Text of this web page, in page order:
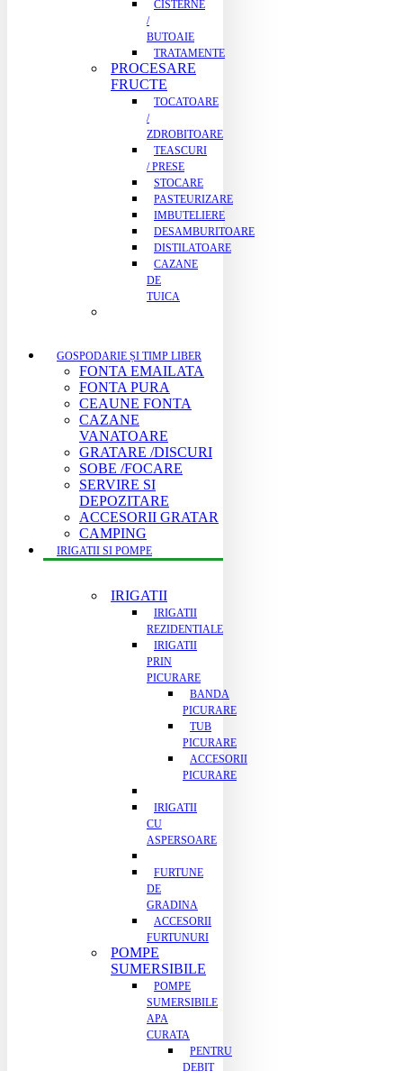
CISTERNE
/
BUTOAIE
TRATAMENTE
PROCESARE
FRUCTE
TOCATOARE
/
ZDROBITOARE
TEASCURI
/ PRESE
STOCARE
PASTEURIZARE
IMBUTELIERE
DESAMBURITOARE
DISTILATOARE
CAZANE
DE
TUICA
GOSPODARIE ȘI TIMP LIBER
FONTA EMAILATA
FONTA PURA
CEAUNE FONTA
CAZANE
VANATOARE
GRATARE /DISCURI
SOBE /FOCARE
SERVIRE SI
DEPOZITARE
ACCESORII GRATAR
CAMPING
IRIGATII SI POMPE
IRIGATII
IRIGATII
REZIDENTIALE
IRIGATII
PRIN
PICURARE
BANDA
PICURARE
TUB
PICURARE
ACCESORII
PICURARE
IRIGATII
CU
ASPERSOARE
FURTUNE
DE
GRADINA
ACCESORII
FURTUNURI
POMPE
SUMERSIBILE
POMPE
SUMERSIBILE
APA
CURATA
PENTRU
DEBIT